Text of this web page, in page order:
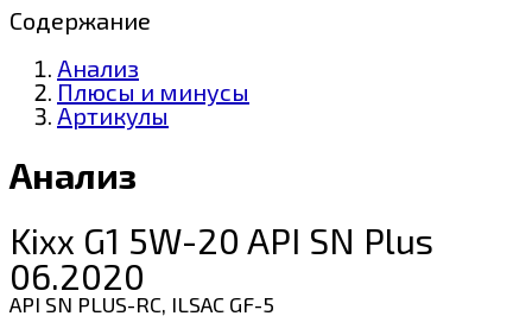
Содержание
Анализ
Плюсы и минусы
Артикулы
Анализ
Kixx G1 5W-20 API SN Plus
06.2020
API SN PLUS-RC, ILSAC GF-5